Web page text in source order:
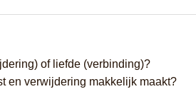
of liefde (verbinding)?
en verwijdering makkelijk maakt?